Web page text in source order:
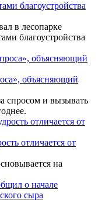
благоустройства
в лесопарке
благоустройства
объясняющий
спросом и вызывать
отличается от
на